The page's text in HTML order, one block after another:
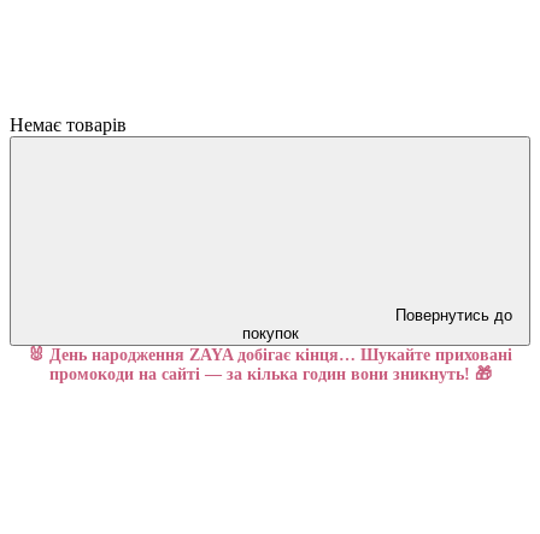
Немає товарів
Повернутись до
покупок
🐰 День народження ZAYA добігає кінця… Шукайте приховані
промокоди на сайті — за кілька годин вони зникнуть! 🎁